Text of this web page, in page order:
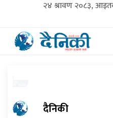
२४ श्रावण २०८३,
दैनिकी